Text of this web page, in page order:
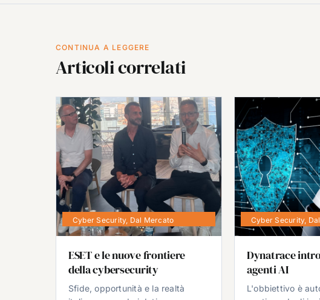
CONTINUA A LEGGERE
Articoli correlati
Cyber Security, Dal Mercato
ESET e le nuove frontiere
della cybersecurity
Sfide, opportunità e la realtà
Cyber Security,
Dynatrace
agenti AI
L'obbiettivo è